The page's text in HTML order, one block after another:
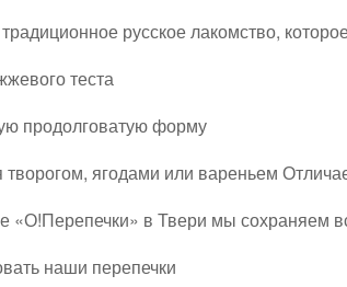
русское лакомство,
теста
продолговатую форму
творогом, ягодами или вареньем
«О!Перепечки» в Твери мы сохраняем
наши перепечки